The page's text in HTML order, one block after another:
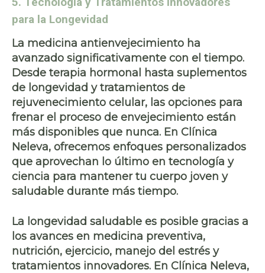
para la Longevidad
La medicina antienvejecimiento ha
avanzado significativamente con el tiempo.
Desde terapia hormonal hasta suplementos
de longevidad ytratamientos de
rejuvenecimiento celular, las opciones para
frenar el proceso de envejecimiento están
más disponibles que nunca. En Clínica
Neleva, ofrecemos enfoques personalizados
que aprovechan lo último en tecnología y
ciencia para mantener tu cuerpo joven y
saludable durante más tiempo.
La longevidad saludable es posible gracias a
los avances en medicina preventiva,
nutrición, ejercicio, manejo del estrés y
tratamientos innovadores. En Clínica Neleva,